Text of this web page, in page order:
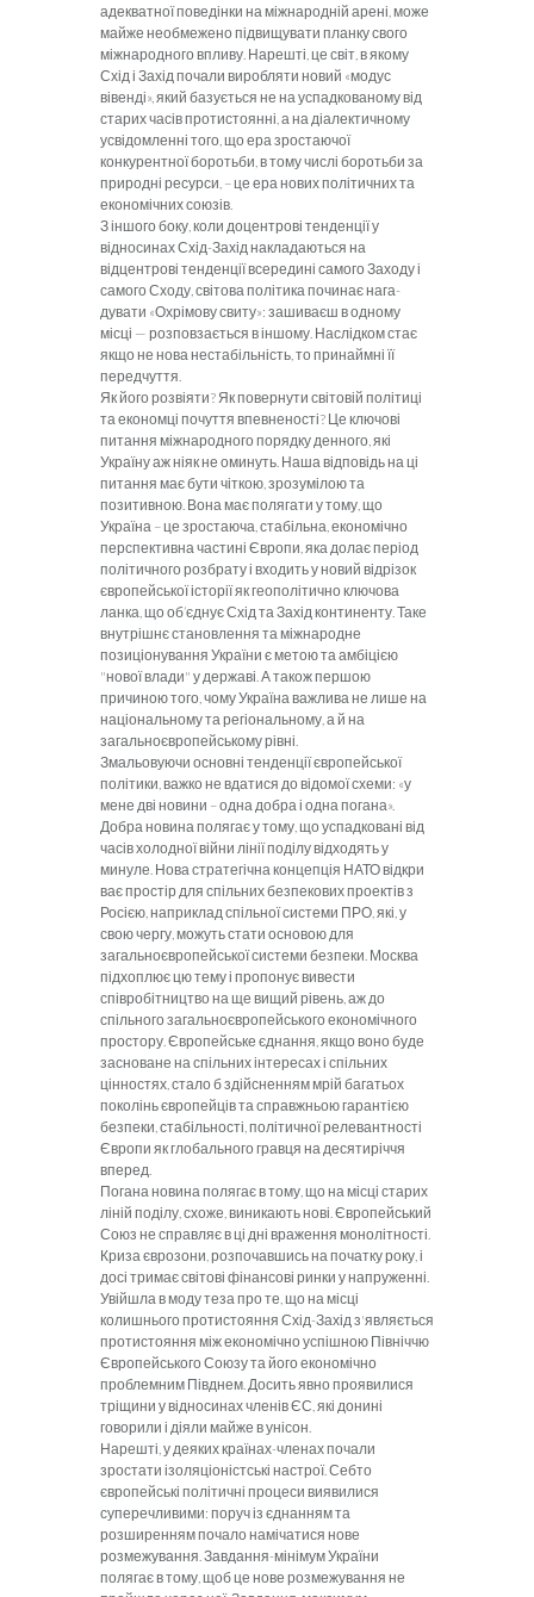
адекватної поведінки на міжнародній арені, може
майже необмежено підвищувати план­ку свого
міжнародного впливу. Нареш­ті, це світ, в якому
Схід і Захід поча­ли виробляти новий «модус
вівенді», який базується не на успадкованому від
старих часів протистоянні, а на діа­лектичному
усвідомленні того, що ера зростаючої
конкурентної боротьби, в тому числі боротьби за
природні ре­сурси, – це ера нових політичних та
економічних союзів.
З іншого боку, коли доцентрові тенденції у
відносинах Схід-Захід на­кладаються на
відцентрові тенденції всередині самого Заходу і
самого Сходу, світова політика починає нага­
дувати «Охрімову свиту»: зашиваєш в одному
місці — розповзається в ін­шому. Наслідком стає
якщо не нова нестабільність, то принаймні її
перед­чуття.
Як його розвіяти? Як повернути світовій політиці
та економці почут­тя впевненості? Це ключові
питання міжнародного порядку денного, які
Україну аж ніяк не оминуть. Наша відповідь на ці
питання має бути чіткою, зрозумілою та
позитивною. Вона має полягати утому, що
Україна – це зростаюча, стабільна, економічно
перспективна частині Європи, яка долає період
політичного розбрату і входить у новий відрізок
європейської історії як геополітично ключова
ланка, що об’єднує Схід та Захід континенту. Таке
внутрішнє становлення та міжнародне
позиціонування України є метою та амбіцією
"нової влади" у державі. А також першою
причиною того, чому Україна важлива не лише на
національному та регіональному, а й на
загальноєвропейському рівні.
Змальовуючи основні тенденціїєвропейської
політики, важко не вда­тися до відомої схеми: «у
мене дві но­вини – одна добра і одна погана».
Добра новина полягає у тому, що успадковані від
часів холодної війни лінії поділу відходять у
минуле. Нова стратегічна концепція НАТО відкри­
ває простір для спільних безпекових проектів з
Росією, наприклад спільної системи ПРО, які, у
свою чергу, мо­жуть стати основою для
загальноєв­ропейської системи безпеки. Москва
підхоплює цю тему і пропонує вивес­ти
співробітництво на ще вищий рі­вень, аж до
спільного загальноєвро­пейського економічного
простору. Європейське єд­нання, якщо воно буде
засноване на спільних інтересах і спільних
ціннос­тях, стало б здійсненням мрій багатьох
поколінь європейців та справжньою га­рантією
безпеки, стабільності, політич­ної релевантності
Європи як глобаль­ного гравця на десятиріччя
вперед.
Погана новина полягає в тому, що на місці старих
ліній поділу, схоже, виникають нові. Європейський
Союз не справляє в ці дні враження монолітності.
Криза єврозони, розпочав­шись на початку року, і
досі тримає світові фінансові ринки у напружен­ні.
Увійшла в моду теза про те, що на місці
колишнього протистояння Схід-Захід з'являється
протистоян­ня між економічно успішною Північчю
Європейського Союзу та його еконо­мічно
проблемним Півднем. Досить явно проявилися
тріщини у відноси­нах членів ЄС, які донині
говорили і діяли майже в унісон.
Нарешті, у деяких країнах-членахпочали
зростати ізоляціоністські на­строї. Себто
європейські політичні про­цеси виявилися
суперечливими: по­руч із єднанням та
розширенням по­чало намічатися нове
розмежування. Завдання-мінімум України
полягає в тому, щоб це нове розмежування не